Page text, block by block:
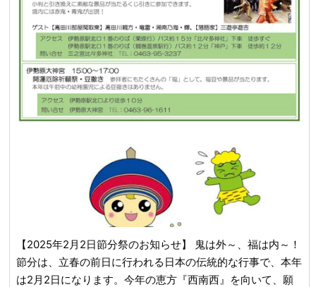
【2025年2月2日節分祭のお知らせ】 鬼は外～、福は内～！
節分は、立春の前日に行われる日本の伝統的な行事で、本年
は2月2日になります。今年の恵方『西南西』を向いて、願